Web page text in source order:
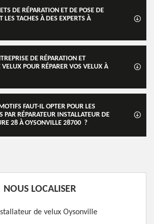
DE RÉPARATION ET DE POSE DE
LES TACHES À DES EXPERTS À
DE RÉPARATION ET
POUR RÉPARER VOS VELUX À
FAUT-IL OPTER POUR LES
PAR RÉPARATEUR INSTALLATEUR DE
28 À OYSONVILLE 28700 ?
NOUS LOCALISER
de velux Oysonville